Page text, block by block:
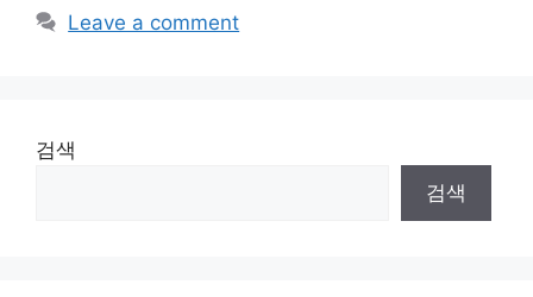
Leave a comment
검색
검색